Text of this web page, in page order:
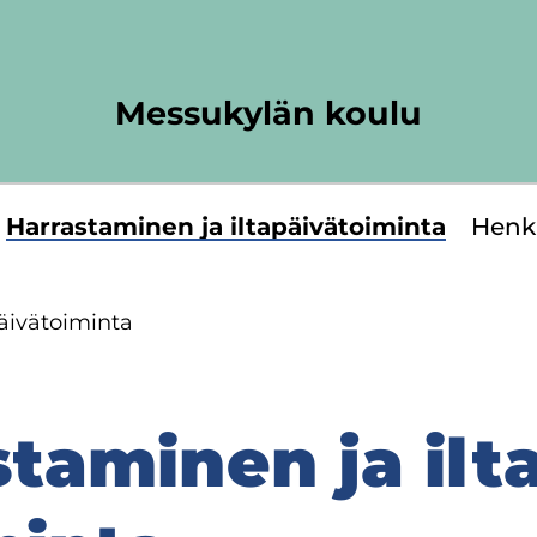
Messukylän koulu
Har­ras­ta­mi­nen ja il­ta­päi­vä­toi­min­ta
ja